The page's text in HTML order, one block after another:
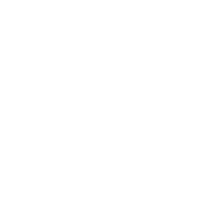
細資料,例如會議狀態、開始與
議程、備註和相關變更要求。
求的 CAB 檢閱和會議指派資